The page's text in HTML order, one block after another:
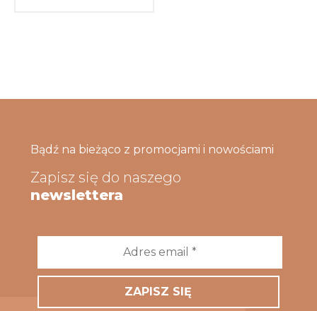
Bądź na bieżąco z promocjami i nowościami
Zapisz się do naszego
newslettera
*